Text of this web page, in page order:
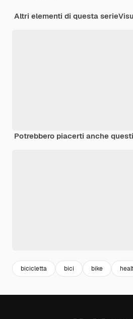
Altri elementi di questa serie
Potrebbero piacerti anche
bicicletta bici bike